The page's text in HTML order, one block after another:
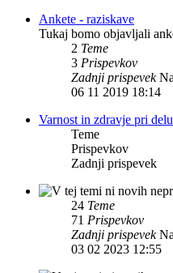
Ankete - raziskave
Tukaj bomo objavljali
2 Teme
3 Prispevkov
Zadnji prispevek
06 11 2019 18:14
Varnost in zdravje pri delu
Teme
Prispevkov
Zadnji prispevek
24 Teme
71 Prispevkov
Zadnji prispevek
03 02 2023 12:55